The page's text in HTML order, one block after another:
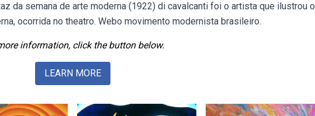
da semana de arte moderna (1922) di cavalcanti foi o artista que ilustrou o
ocorrida no theatro. Webo movimento modernista brasileiro.
information, click the button below.
LEARN MORE